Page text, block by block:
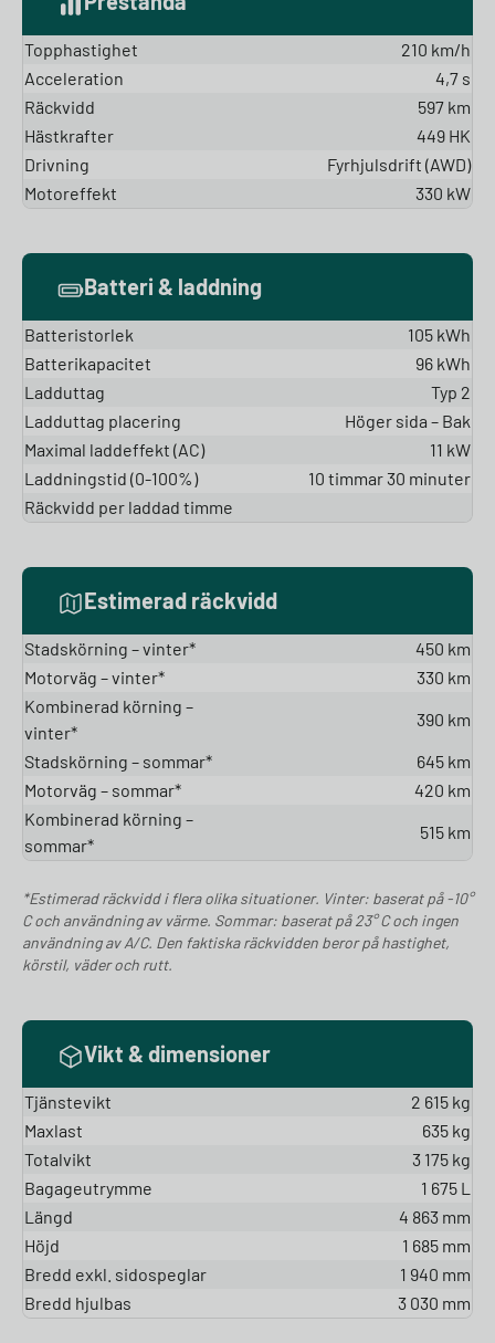
Topphastighet
210 km/h
Acceleration
4,7 s
Räckvidd
597 km
Hästkrafter
449 HK
Drivning
Fyrhjulsdrift (AWD)
Motoreffekt
330 kW
Batteri & laddning
Batteristorlek
105 kWh
Batterikapacitet
96 kWh
Ladduttag
Typ 2
Ladduttag placering
Höger sida – Bak
Maximal laddeffekt (AC)
11 kW
Laddningstid (0-100%)
10 timmar 30 minuter
Räckvidd per laddad timme
Estimerad räckvidd
Stadskörning – vinter*
450 km
Motorväg – vinter*
330 km
Kombinerad körning –
vinter*
390 km
Stadskörning – sommar*
645 km
Motorväg – sommar*
420 km
Kombinerad körning –
sommar*
515 km
*Estimerad räckvidd i flera olika situationer. Vinter: baserat på -10°
C och användning av värme. Sommar: baserat på 23° C och ingen
användning av A/C. Den faktiska räckvidden beror på hastighet,
körstil, väder och rutt.
Vikt & dimensioner
Tjänstevikt
2 615 kg
Maxlast
635 kg
Totalvikt
3 175 kg
Bagageutrymme
1 675 L
Längd
4 863 mm
Höjd
1 685 mm
Bredd exkl. sidospeglar
1 940 mm
Bredd hjulbas
3 030 mm